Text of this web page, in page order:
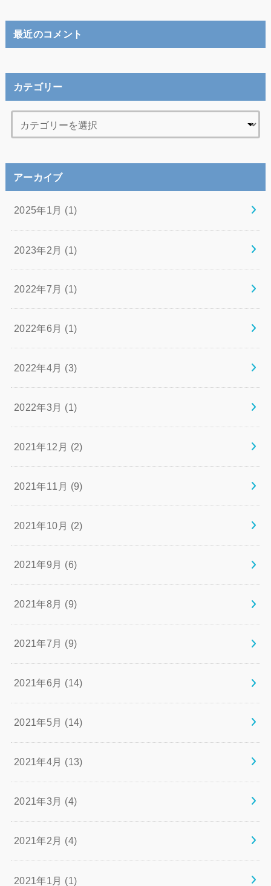
最近のコメント
カテゴリー
アーカイブ
2025年1月 (1)
2023年2月 (1)
2022年7月 (1)
2022年6月 (1)
2022年4月 (3)
2022年3月 (1)
2021年12月 (2)
2021年11月 (9)
2021年10月 (2)
2021年9月 (6)
2021年8月 (9)
2021年7月 (9)
2021年6月 (14)
2021年5月 (14)
2021年4月 (13)
2021年3月 (4)
2021年2月 (4)
2021年1月 (1)